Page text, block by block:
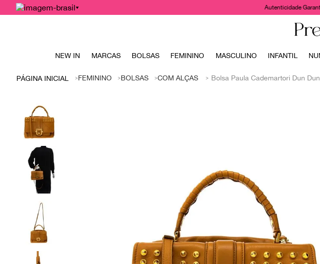
Autenticidade
TERMOS MAIS
8
9º
prada
NEW IN MARCAS BOLSAS FEMININO MASCULINO INFANTIL
FEMININO BOLSAS COM ALÇAS Bolsa Paula Cademartori Dun